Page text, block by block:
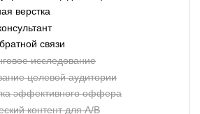
верстка
связи
исследование
целевой аудитории
эффективного оффера
контент для A/B